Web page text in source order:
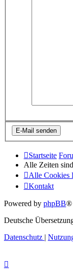
Startseite
Alle Zeiten sind
Alle Cookies
Kontakt
Powered by phpBB®
Deutsche
Datenschutz |